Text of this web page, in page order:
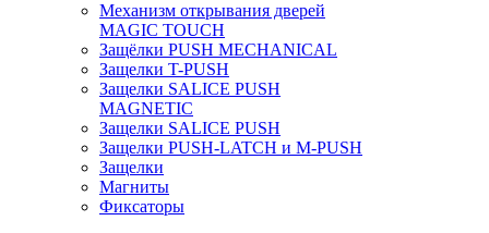
Механизм открывания дверей
MAGIC TOUCH
Защёлки PUSH MECHANICAL
Защелки T-PUSH
Защелки SALICE PUSH
MAGNETIC
Защелки SALICE PUSH
Защелки PUSH-LATCH и M-PUSH
Защелки
Магниты
Фиксаторы